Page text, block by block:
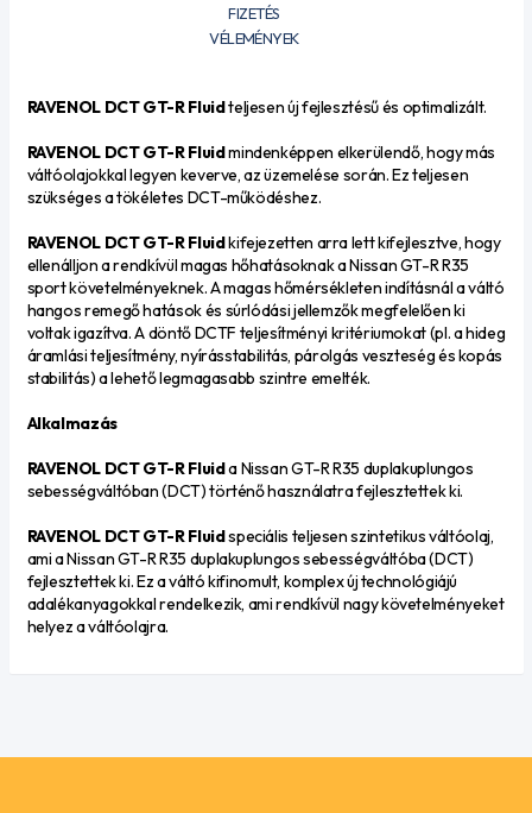
FIZETÉS
VÉLEMÉNYEK
RAVENOL DCT GT-R Fluidteljesen új fejlesztésű és optimalizált.
RAVENOL DCT GT-R Fluidmindenképpen elkerülendő, hogy más
váltóolajokkal legyen keverve, az üzemelése során. Ez teljesen
szükséges a tökéletes DCT-működéshez.
RAVENOL DCT GT-R Fluidkifejezetten arra lett kifejlesztve, hogy
ellenálljon a rendkívül magas hőhatásoknak a Nissan GT-R R35
sport követelményeknek. A magas hőmérsékleten indításnál a váltó
hangos remegő hatások és súrlódási jellemzők megfelelően ki
voltak igazítva. A döntő DCTF teljesítményi kritériumokat (pl. a hideg
áramlási teljesítmény, nyírásstabilitás, párolgás veszteség és kopás
stabilitás) a lehető legmagasabb szintre emelték.
Alkalmazás
RAVENOL DCT GT-R Fluida Nissan GT-R R35 duplakuplungos
sebességváltóban (DCT) történő használatra fejlesztettek ki.
RAVENOL DCT GT-R Fluidspeciális teljesen szintetikus váltóolaj,
ami a Nissan GT-R R35 duplakuplungos sebességváltóba (DCT)
fejlesztettek ki. Ez a váltó kifinomult, komplex új technológiájú
adalékanyagokkal rendelkezik, ami rendkívül nagy követelményeket
helyez a váltóolajra.